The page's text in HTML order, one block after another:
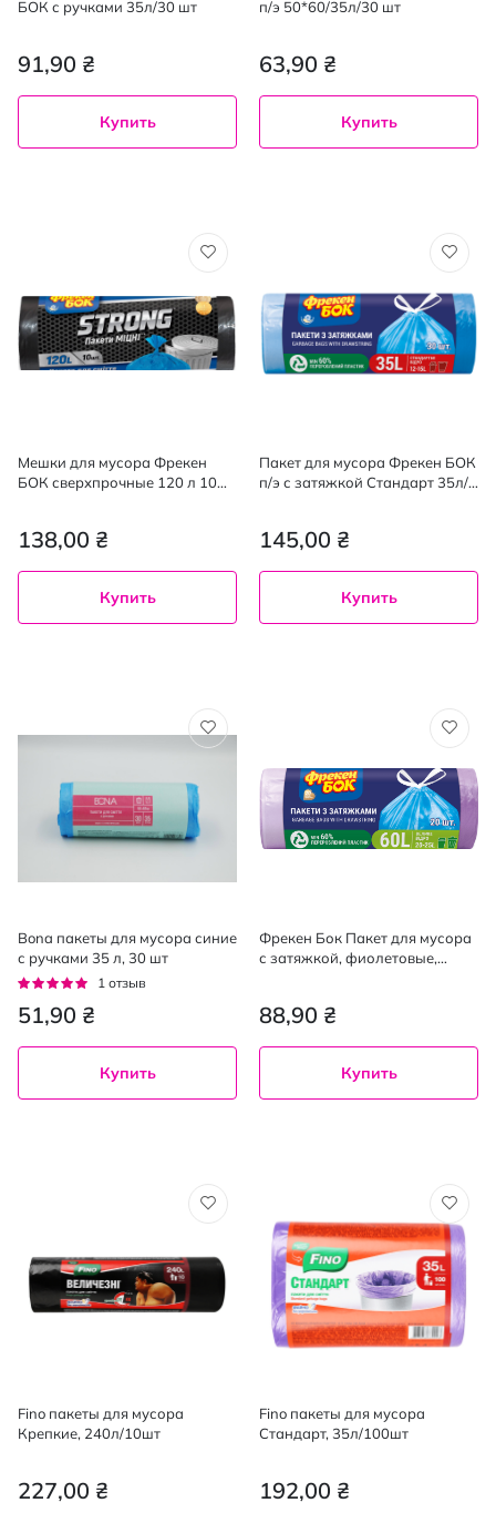
БОК с ручками 35л/30 шт
91,90 ₴
Купить
п/э 50*60/35л/30 шт
63,90 ₴
Купить
Мешки для мусора Фрекен
БОК сверхпрочные 120 л 10
138,00 ₴
Купить
Пакет для мусора Фрекен БОК
п/э с затяжкой Стандарт 35л/
145,00 ₴
Купить
Bona пакеты для мусора синие
с ручками 35 л, 30 шт
Рейтинг:
1 отзыв
51,90 ₴
Купить
Фрекен Бок Пакет для мусора
с затяжкой, фиолетовые,
88,90 ₴
Купить
Fino пакеты для мусора
Крепкие, 240л/10шт
227,00 ₴
Fino пакеты для мусора
Стандарт, 35л/100шт
192,00 ₴